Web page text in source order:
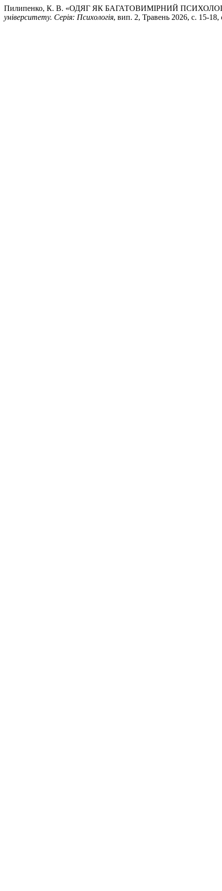
Пилипенко, К. В. «ОДЯГ ЯК БАГАТОВИМІРНИЙ
університету. Серія: Психологія, вип. 2, Травень 2026, с. 15-